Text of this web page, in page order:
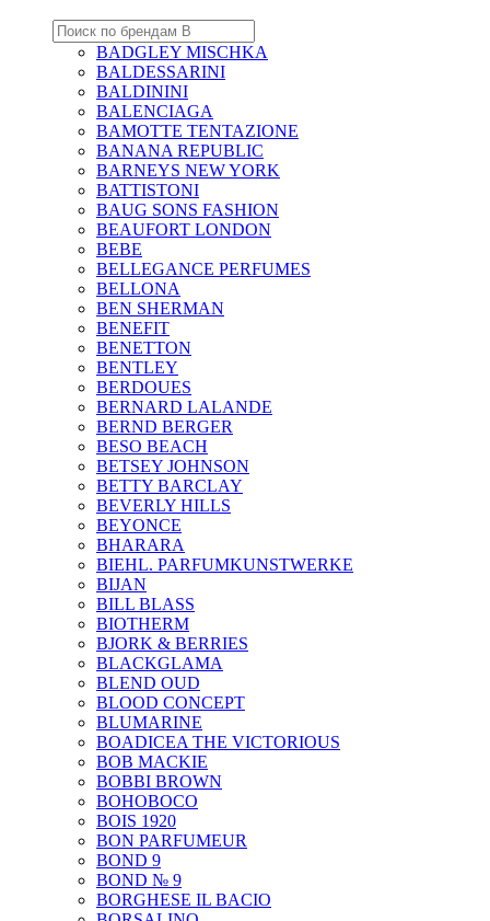
BADGLEY MISCHKA
BALDESSARINI
BALDININI
BALENCIAGA
BAMOTTE TENTAZIONE
BANANA REPUBLIC
BARNEYS NEW YORK
BATTISTONI
BAUG SONS FASHION
BEAUFORT LONDON
BEBE
BELLEGANCE PERFUMES
BELLONA
BEN SHERMAN
BENEFIT
BENETTON
BENTLEY
BERDOUES
BERNARD LALANDE
BERND BERGER
BESO BEACH
BETSEY JOHNSON
BETTY BARCLAY
BEVERLY HILLS
BEYONCE
BHARARA
BIEHL. PARFUMKUNSTWERKE
BIJAN
BILL BLASS
BIOTHERM
BJORK & BERRIES
BLACKGLAMA
BLEND OUD
BLOOD CONCEPT
BLUMARINE
BOADICEA THE VICTORIOUS
BOB MACKIE
BOBBI BROWN
BOHOBOCO
BOIS 1920
BON PARFUMEUR
BOND 9
BOND № 9
BORGHESE IL BACIO